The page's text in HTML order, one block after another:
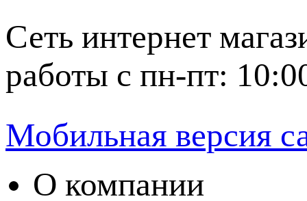
Сеть интернет
работы с пн-пт:
Мобильная версия
О компании